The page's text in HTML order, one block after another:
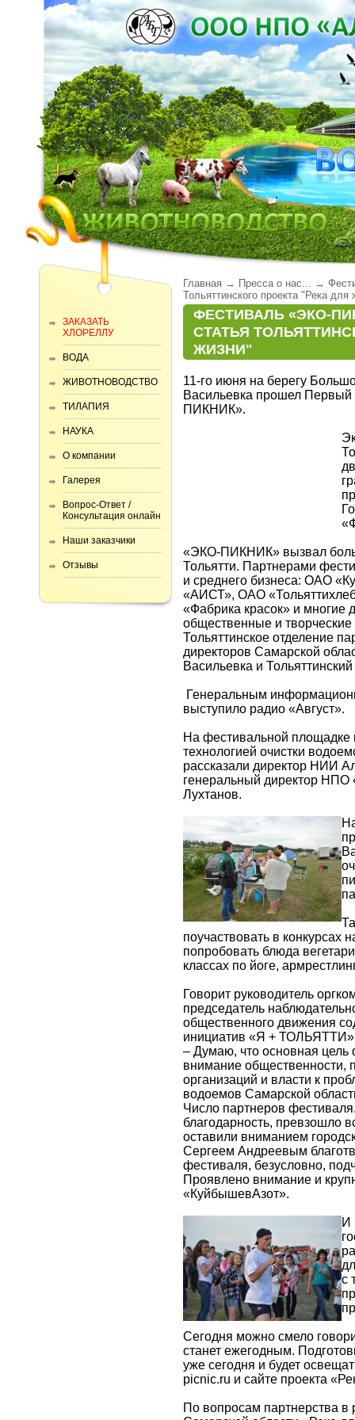
ЗАКАЗАТЬ
ХЛОРЕЛЛУ
ВОДА
ЖИВОТНОВОДСТВО
ТИЛАПИЯ
НАУКА
О компании
Галерея
Вопрос-Ответ /
Консультация онлайн
Наши заказчики
Отзывы
Главная → Пресса о нас... →
Тольяттинского проекта "Река для
ФЕСТИВАЛЬ «ЭКО-
СТАТЬЯ
ЖИЗНИ"
11-го июня на берегу
Васильевка прошел
ПИКНИК».
«ЭКО-ПИКНИК» вызвал
Тольятти. Партнерами
и среднего бизнеса: ОАО
«АИСТ», ОАО
«Фабрика красок» и многие
общественные и
Тольяттинское отделение
директоров Самарской
Васильевка и
Генеральным
выступило радио «Август».
На фестивальной площадке
технологией очистки
рассказали директор НИИ
генеральный директор НПО
Лухтанов.
поучаствовать в конкурсах
попробовать блюда
классах по йоге,
Говорит руководитель
председатель
общественного движения
инициатив «Я +
– Думаю, что основная цель
внимание общественности,
организаций и власти к
водоемов Самарской
Число партнеров
благодарность, превзошло
оставили вниманием
Сергеем Андреевым
фестиваля, безусловно,
Проявлено внимание и
«КуйбышевАзот».
И
с
Сегодня можно смело
станет ежегодным.
уже сегодня и будет
picnic.ru и сайте проекта
По вопросам партнерства в